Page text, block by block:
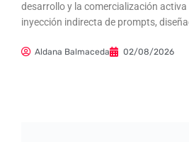
desarrollo y la comercialización
inyección indirecta de prompts,
Aldana Balmaceda 02/08/2026